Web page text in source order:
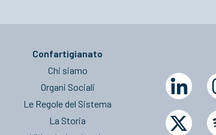
Confartigianato
Chi siamo
Organi Sociali
Le Regole del Sistema
La Storia